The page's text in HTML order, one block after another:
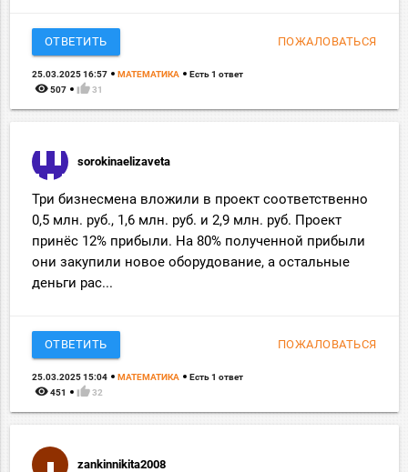
ОТВЕТИТЬ ПОЖАЛОВАТЬСЯ
25.03.2025 16:57 МАТЕМАТИКА Есть 1 ответ
remove_red_eye 507 thumb_up 31
sorokinaelizaveta
Три бизнесмена вложили в проект соответственно
0,5 млн. руб., 1,6 млн. руб. и 2,9 млн. руб. Проект
принёс 12% прибыли. На 80% полученной прибыли
они закупили новое оборудование, а остальные
деньги рас...
ОТВЕТИТЬ ПОЖАЛОВАТЬСЯ
25.03.2025 15:04 МАТЕМАТИКА Есть 1 ответ
remove_red_eye 451 thumb_up 32
zankinnikita2008